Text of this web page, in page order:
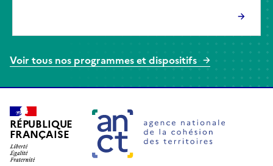
Voir tous nos programmes et dispositifs
RÉPUBLIQUE
FRANÇAISE
Agence nationale de la cohésion des